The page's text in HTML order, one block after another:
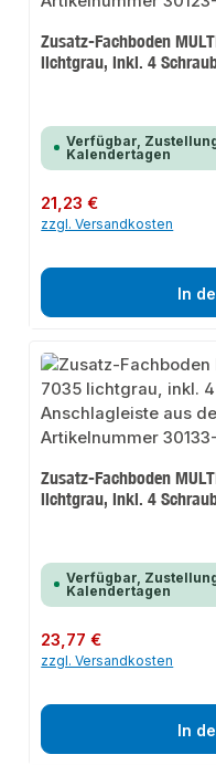
Zusatz-Fachboden
lichtgrau, inkl. 4
Verfügbar,
Kalendertagen
Regulärer Preis:
21,23 €
zzgl. Versandkosten
In
Zusatz-Fachboden
lichtgrau, inkl. 4
Verfügbar,
Kalendertagen
Regulärer Preis:
23,77 €
zzgl. Versandkosten
In